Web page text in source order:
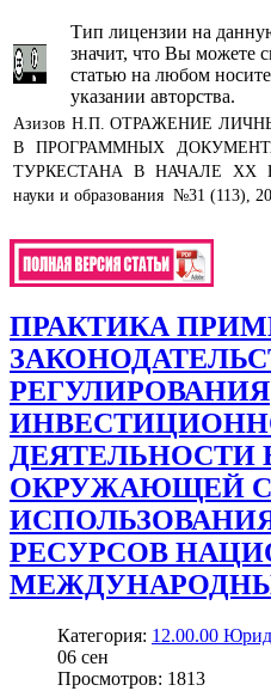
Тип лицензии на
значит, что Вы можете
статью на любом
указании авторства.
Азизов Н.П. ОТРАЖЕНИЕ
В ПРОГРАММНЫХ
ТУРКЕСТАНА В НАЧАЛЕ ХХ
науки и образования №31 (113),
ПРАКТИКА
РЕГУЛИРОВАНИЯ
ДЕЯТЕЛЬНОСТИ
ОКРУЖАЮЩЕЙ
РЕСУРСОВ
Категория: 12.00.00
06 сен
Просмотров: 1813